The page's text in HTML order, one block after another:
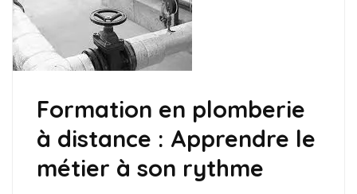
Formation en plomberie
à distance : Apprendre le
métier à son rythme